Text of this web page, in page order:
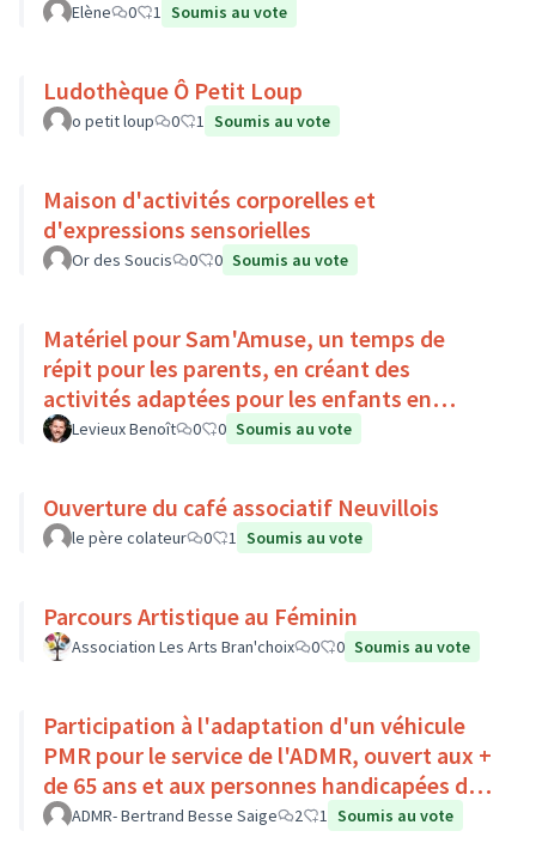
Elène 0 1 Soumis au vote
Ludothèque Ô Petit Loup
o petit loup 0 1 Soumis au vote
Maison d'activités corporelles et
d'expressions sensorielles
Or des Soucis 0 0 Soumis au vote
Matériel pour Sam'Amuse, un temps de
répit pour les parents, en créant des
activités adaptées pour les enfants en
situation de handicap
Levieux Benoît 0 0 Soumis au vote
Ouverture du café associatif Neuvillois
le père colateur 0 1 Soumis au vote
Parcours Artistique au Féminin
Association Les Arts Bran'choix 0 0 Soumis au vote
Participation à l'adaptation d'un véhicule
PMR pour le service de l'ADMR, ouvert aux +
de 65 ans et aux personnes handicapées du
Pays Loire-Touraine.
ADMR- Bertrand Besse Saige 2 1 Soumis au vote